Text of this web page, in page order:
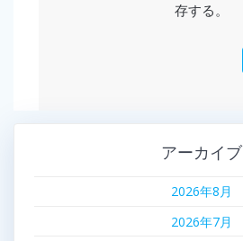
存する。
アーカイブ
2026年8月
2026年7月